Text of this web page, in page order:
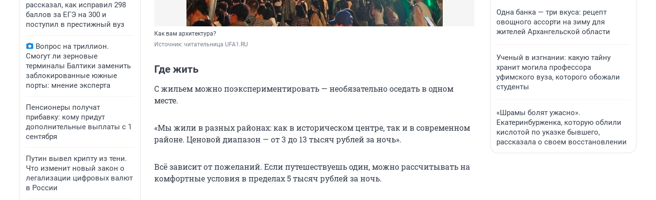
рассказал, как исправил 298
баллов за ЕГЭ на 300 и
поступил в престижный вуз
Вопрос на триллион.
Смогут ли зерновые
терминалы Балтики заменить
заблокированные южные
порты: мнение эксперта
Пенсионеры получат
прибавку: кому придут
дополнительные выплаты с 1
сентября
Путин вывел крипту из тени.
Что изменит новый закон о
легализации цифровых валют
в России
Как вам архитектура?
Источник: читательница UFA1.RU
Где жить
С жильем можно поэкспериментировать — необязательно оседать в одном
месте.
«Мы жили в разных районах: как в историческом центре, так и в современном
районе. Ценовой диапазон — от 3 до 13 тысяч рублей за ночь».
Всё зависит от пожеланий. Если путешествуешь один, можно рассчитывать на
комфортные условия в пределах 5 тысяч рублей за ночь.
Одна банка — три вкуса: рецепт
овощного ассорти на зиму для
жителей Архангельской области
Ученый в изгнании: какую тайну
хранит могила профессора
уфимского вуза, которого обожали
студенты
«Шрамы болят ужасно».
Екатеринбурженка, которую облили
кислотой по указке бывшего,
рассказала о своем восстановлении